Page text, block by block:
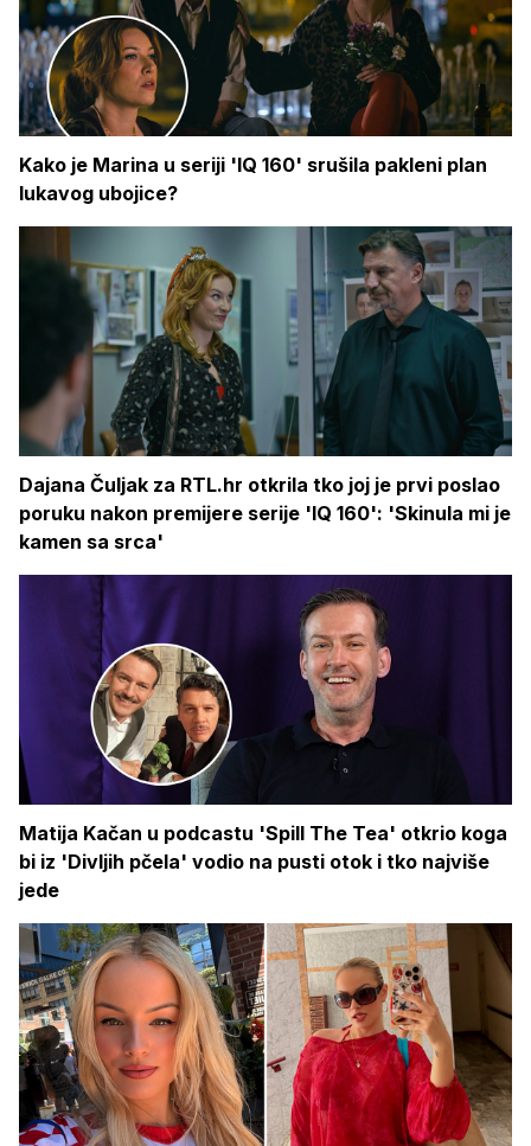
Kako je Marina u seriji 'IQ 160' srušila pakleni plan
lukavog ubojice?
Dajana Čuljak za RTL.hr otkrila tko joj je prvi poslao
poruku nakon premijere serije 'IQ 160': 'Skinula mi je
kamen sa srca'
Matija Kačan u podcastu 'Spill The Tea' otkrio koga
bi iz 'Divljih pčela' vodio na pusti otok i tko najviše
jede